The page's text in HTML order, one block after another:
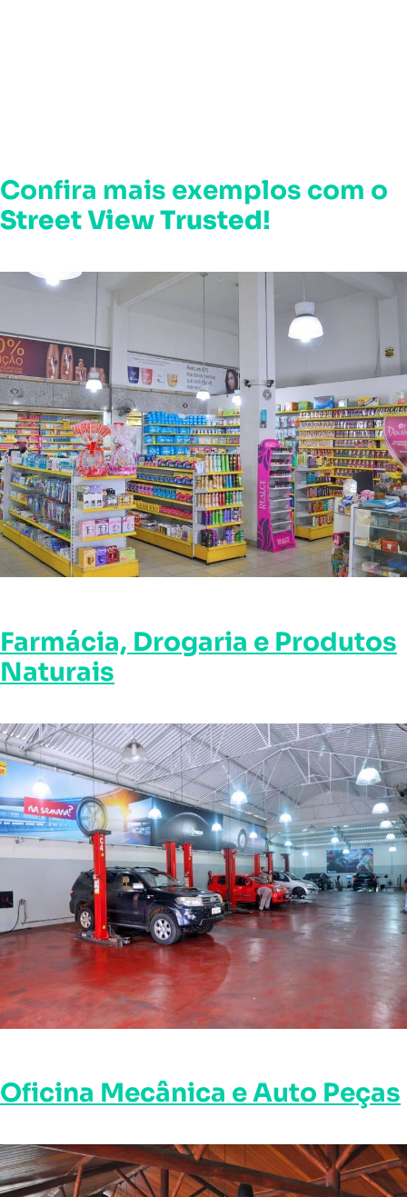
Confira mais exemplos com o
Street View Trusted!
Farmácia, Drogaria e Produtos
Naturais
Oficina Mecânica e Auto Peças